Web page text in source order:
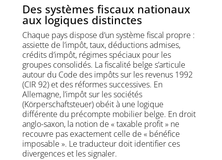
Des systèmes fiscaux nationaux
aux logiques distinctes
Chaque pays dispose d’un système fiscal propre :
assiette de l’impôt, taux, déductions admises,
crédits d’impôt, régimes spéciaux pour les
groupes consolidés. La fiscalité belge s’articule
autour du Code des impôts sur les revenus 1992
(CIR 92) et des réformes successives. En
Allemagne, l’impôt sur les sociétés
(Körperschaftsteuer) obéit à une logique
différente du précompte mobilier belge. En droit
anglo-saxon, la notion de « taxable profit » ne
recouvre pas exactement celle de « bénéfice
imposable ». Le traducteur doit identifier ces
divergences et les signaler.